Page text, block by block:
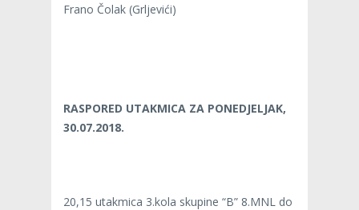
Frano Čolak (Grljevići)
RASPORED UTAKMICA ZA PONEDJELJAK,
30.07.2018.
20,15 utakmica 3.kola skupine “B” 8.MNL do